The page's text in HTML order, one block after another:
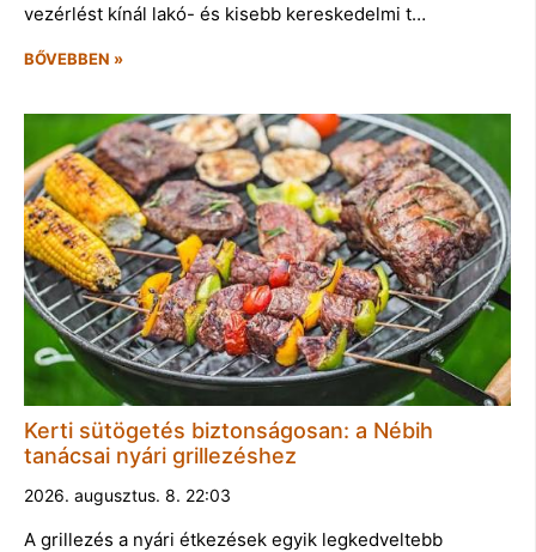
vezérlést kínál lakó- és kisebb kereskedelmi t…
BŐVEBBEN »
Kerti sütögetés biztonságosan: a Nébih
tanácsai nyári grillezéshez
2026. augusztus. 8. 22:03
A grillezés a nyári étkezések egyik legkedveltebb